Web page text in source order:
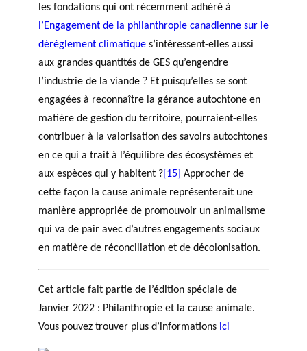
les fondations qui ont récemment adhéré à
l’Engagement de la philanthropie canadienne sur le
dérèglement climatique s’intéressent-elles aussi
aux grandes quantités de GES qu’engendre
l’industrie de la viande ? Et puisqu’elles se sont
engagées à reconnaître la gérance autochtone en
matière de gestion du territoire, pourraient-elles
contribuer à la valorisation des savoirs autochtones
en ce qui a trait à l’équilibre des écosystèmes et
aux espèces qui y habitent ? [15] Approcher de
cette façon la cause animale représenterait une
manière appropriée de promouvoir un animalisme
qui va de pair avec d’autres engagements sociaux
en matière de réconciliation et de décolonisation.
Cet article fait partie de l’édition spéciale de
Janvier 2022 : Philanthropie et la cause animale.
Vous pouvez trouver plus d’informations ici